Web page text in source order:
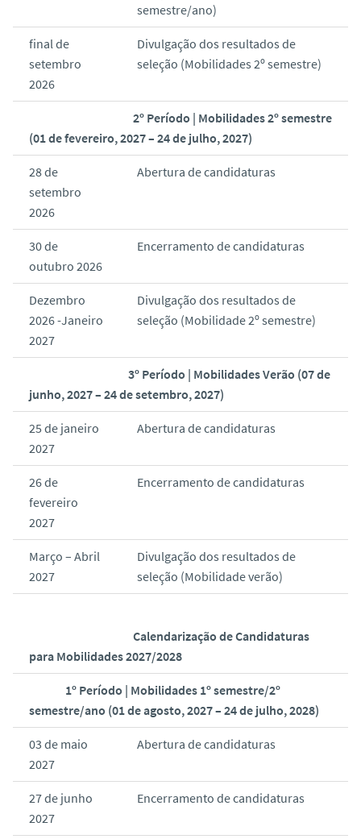
semestre/ano)
final de
setembro
2026
Divulgação dos resultados de
seleção (Mobilidades 2º semestre)
2º Período | Mobilidades 2º semestre
(01 de fevereiro, 2027 – 24 de julho, 2027)
28 de
setembro
2026
Abertura de candidaturas
30 de
outubro 2026
Encerramento de candidaturas
Dezembro
2026 -Janeiro
2027
Divulgação dos resultados de
seleção (Mobilidade 2º semestre)
3º Período | Mobilidades Verão (07 de
junho, 2027 – 24 de setembro, 2027)
25 de janeiro
2027
Abertura de candidaturas
26 de
fevereiro
2027
Encerramento de candidaturas
Março – Abril
2027
Divulgação dos resultados de
seleção (Mobilidade verão)
Calendarização de Candidaturas
para Mobilidades 2027/2028
1º Período | Mobilidades 1º semestre/2º
semestre/ano (01 de agosto, 2027 – 24 de julho, 2028)
03 de maio
2027
Abertura de candidaturas
27 de junho
2027
Encerramento de candidaturas